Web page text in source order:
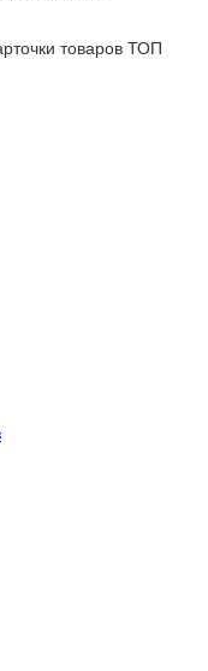
товаровТОП